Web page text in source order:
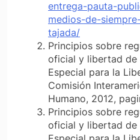
entrega-pauta-
medios-de-
tajada/
Principios sobre
oficial y libertad de
Especial para la
Comisión
Humano, 2012,
Principios sobre
oficial y libertad de